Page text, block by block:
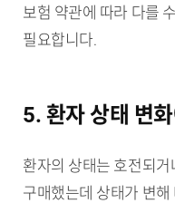
보험 약관에 따라 다를
필요합니다.
5. 환자 상태 변
환자의 상태는 호전되
구매했는데 상태가 변해